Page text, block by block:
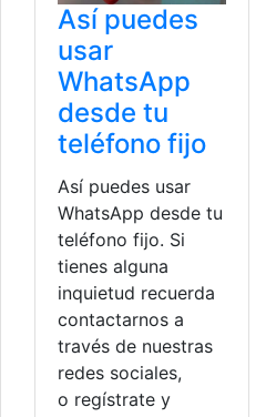
Así puedes
usar
WhatsApp
desde tu
teléfono fijo
Así puedes usar
WhatsApp desde tu
teléfono fijo. Si
tienes alguna
inquietud recuerda
contactarnos a
través de nuestras
redes sociales,
o regístrate y